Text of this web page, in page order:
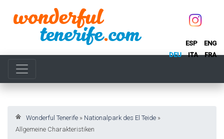
ESP
ENG
DEU
ITA FRA
Wonderful Tenerife » Nationalpark des El Teide »
Allgemeine Charakteristiken